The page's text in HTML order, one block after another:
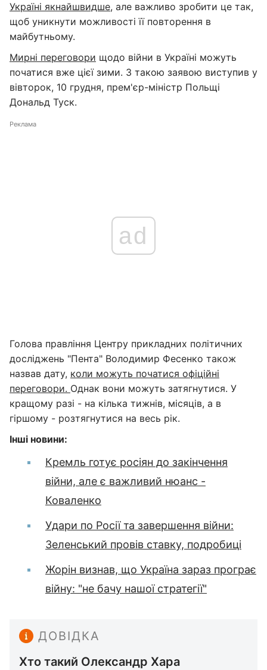
Україні якнайшвидше, але важливо зробити це так,
щоб уникнути можливості її повторення в
майбутньому.
Мирні переговори щодо війни в Україні можуть
початися вже цієї зими. З такою заявою виступив у
вівторок, 10 грудня, прем'єр-міністр Польщі
Дональд Туск.
Реклама
ad
Голова правління Центру прикладних політичних
досліджень "Пента" Володимир Фесенко також
назвав дату, коли можуть початися офіційні
переговори. Однак вони можуть затягнутися. У
кращому разі - на кілька тижнів, місяців, а в
гіршому - розтягнутися на весь рік.
Інші новини:
Кремль готує росіян до закінчення
війни, але є важливий нюанс -
Коваленко
Удари по Росії та завершення війни:
Зеленський провів ставку, подробиці
Жорін визнав, що Україна зараз програє
війну: "не бачу нашої стратегії"
ДОВІДКА
Хто такий Олександр Хара